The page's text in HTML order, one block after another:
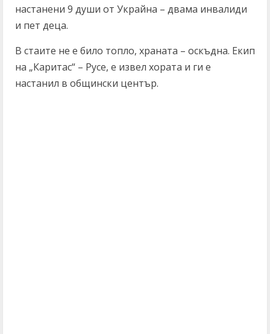
настанени 9 души от Украйна – двама инвалиди
и пет деца.
В стаите не е било топло, храната – оскъдна. Екип
на „Каритас“ – Русе, е извел хората и ги е
настанил в общински център.